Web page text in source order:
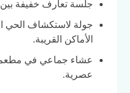
جلسة تعارف خفيفة
جولة لاستكشاف الحي
الأماكن القريبة.
عشاء جماعي في مطعم
عصرية.